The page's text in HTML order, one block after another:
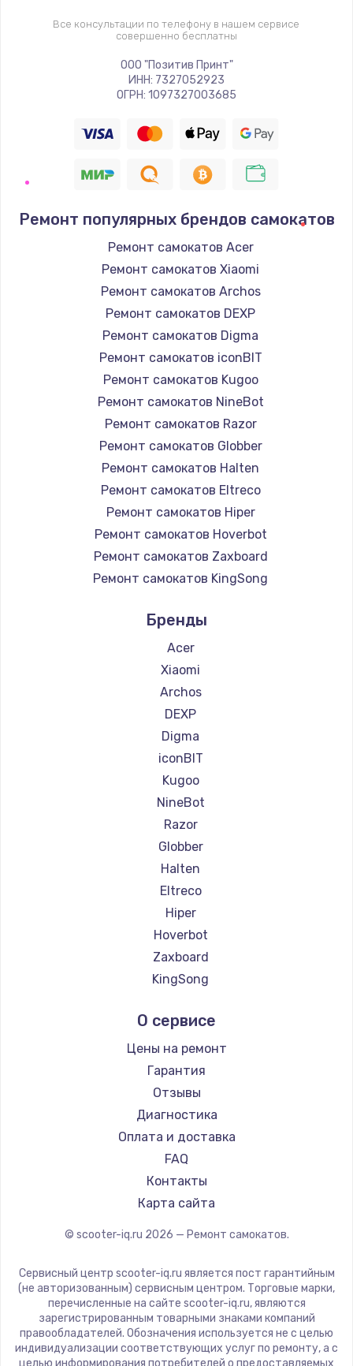
Все консультации по телефону в нашем сервисе
совершенно бесплатны
ООО "Позитив Принт"
ИНН: 7327052923
ОГРН: 1097327003685
Ремонт популярных брендов самокатов
Ремонт самокатов Acer
Ремонт самокатов Xiaomi
Ремонт самокатов Archos
Ремонт самокатов DEXP
Ремонт самокатов Digma
Ремонт самокатов iconBIT
Ремонт самокатов Kugoo
Ремонт самокатов NineBot
Ремонт самокатов Razor
Ремонт самокатов Globber
Ремонт самокатов Halten
Ремонт самокатов Eltreco
Ремонт самокатов Hiper
Ремонт самокатов Hoverbot
Ремонт самокатов Zaxboard
Ремонт самокатов KingSong
Ремонт самокатов Midway by Yamato
Ремонт самокатов Hunter
Ремонт самокатов Joyor
Ремонт самокатов Minimotors
Ремонт самокатов Bork
Ремонт самокатов Segway
Ремонт самокатов KIRIN
Бренды
Acer
Xiaomi
Archos
DEXP
Digma
iconBIT
Kugoo
NineBot
Razor
Globber
Halten
Eltreco
Hiper
Hoverbot
Zaxboard
KingSong
Midway by Yamato
Hunter
Joyor
Minimotors
Bork
Segway
KIRIN
О сервисе
Цены на ремонт
Гарантия
Отзывы
Диагностика
Оплата и доставка
FAQ
Контакты
Карта сайта
© scooter-iq.ru 2026 — Ремонт самокатов.
Сервисный центр scooter-iq.ru является пост гарантийным
(не авторизованным) сервисным центром. Торговые марки,
перечисленные на сайте scooter-iq.ru, являются
зарегистрированным товарными знаками компаний
правообладателей. Обозначения используется не с целью
индивидуализации соответствующих услуг по ремонту, а с
целью информирования потребителей о предоставляемых